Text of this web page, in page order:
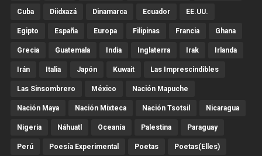
Cuba Diidxazá Dinamarca Ecuador EE.UU.
Egipto España Europa Filipinas Francia Ghana
Grecia Guatemala India Inglaterra Irak Irlanda
Irán Italia Japón Kuwait Las Imprescindibles
Las Sinsombrero México Nación Mapuche
Nación Maya Nación Mixteca Nación Tsotsil Nicaragua
Nigeria Náhuatl Oceanía Palestina Paraguay
Perú Poesía Experimental Poetas Poetas(Elles)